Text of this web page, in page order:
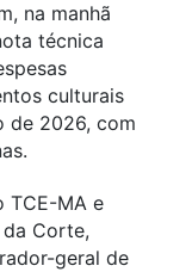
na manhã
técnica
culturais
de 2026, com
TCE-MA e
Corte,
geral de